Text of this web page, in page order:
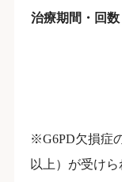
治療期間・回数
※G6PD欠損症
以上）が受け